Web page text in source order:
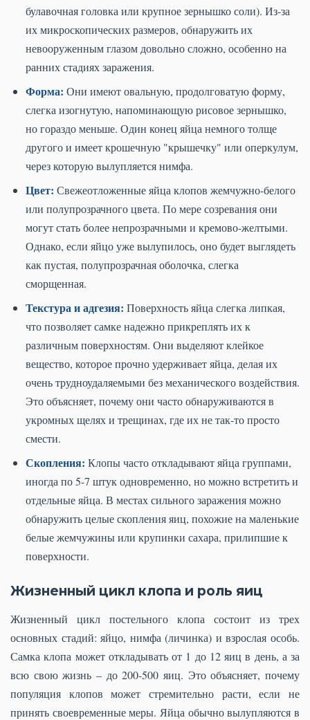
булавочная головка или крупное зернышко соли). Из-за
их микроскопических размеров, обнаружить их
невооруженным глазом довольно сложно, особенно на
ранних стадиях заражения.
Форма: Они имеют овальную, продолговатую форму,
слегка изогнутую, напоминающую рисовое зернышко,
но гораздо меньше. Один конец яйца немного толще
другого и имеет крошечную "крышечку" или оперкулум,
через которую вылупляется нимфа.
Цвет: Свежеотложенные яйца клопов жемчужно-белого
или полупрозрачного цвета. По мере созревания они
могут стать более непрозрачными и кремово-желтыми.
Однако, если яйцо уже вылупилось, оно будет выглядеть
как пустая, полупрозрачная оболочка, слегка
сморщенная.
Текстура и адгезия: Поверхность яйца слегка липкая,
что позволяет самке надежно прикреплять их к
различным поверхностям. Они выделяют клейкое
вещество, которое прочно удерживает яйца, делая их
очень трудноудаляемыми без механического воздействия.
Это объясняет, почему они часто обнаруживаются в
укромных щелях и трещинах, где их не так-то просто
смести.
Скопления: Клопы часто откладывают яйца группами,
иногда по 5-7 штук одновременно, но можно встретить и
отдельные яйца. В местах сильного заражения можно
обнаружить целые скопления яиц, похожие на маленькие
белые жемчужины или крупинки сахара, прилипшие к
поверхности.
Жизненный цикл клопа и роль яиц
Жизненный цикл постельного клопа состоит из трех
основных стадий: яйцо, нимфа (личинка) и взрослая особь.
Самка клопа может откладывать от 1 до 12 яиц в день, а за
всю свою жизнь – до 200-500 яиц. Это объясняет, почему
популяция клопов может стремительно расти, если не
принять своевременные меры. Яйца обычно вылупляются в